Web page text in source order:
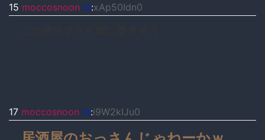
15 moccosnoon id:xAp50Idn0
17 moccosnoon id:i9W2klJu0